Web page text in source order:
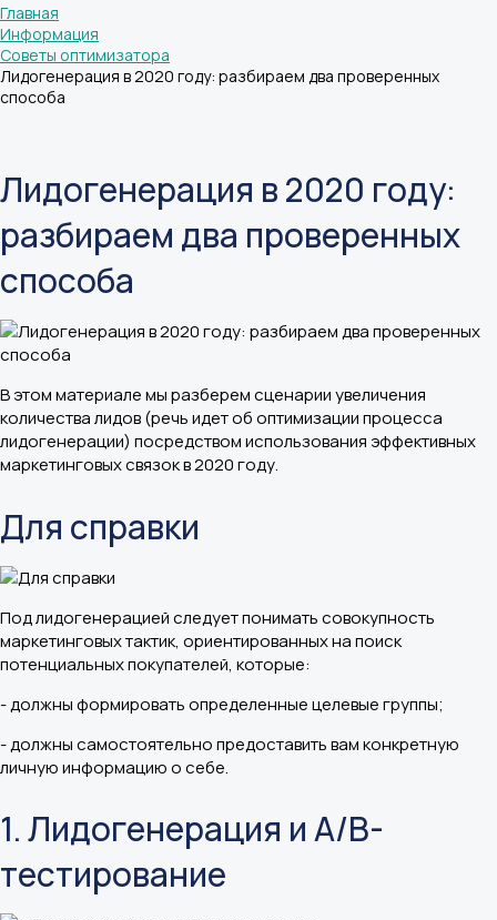
Главная
Информация
Советы оптимизатора
Лидогенерация в 2020 году: разбираем два проверенных
способа
Лидогенерация в 2020 году:
разбираем два проверенных
способа
В этом материале мы разберем сценарии увеличения
количества лидов (речь идет об оптимизации процесса
лидогенерации) посредством использования эффективных
маркетинговых связок в 2020 году.
Для справки
Под лидогенерацией следует понимать совокупность
маркетинговых тактик, ориентированных на поиск
потенциальных покупателей, которые:
- должны формировать определенные целевые группы;
- должны самостоятельно предоставить вам конкретную
личную информацию о себе.
1. Лидогенерация и A/B-
тестирование